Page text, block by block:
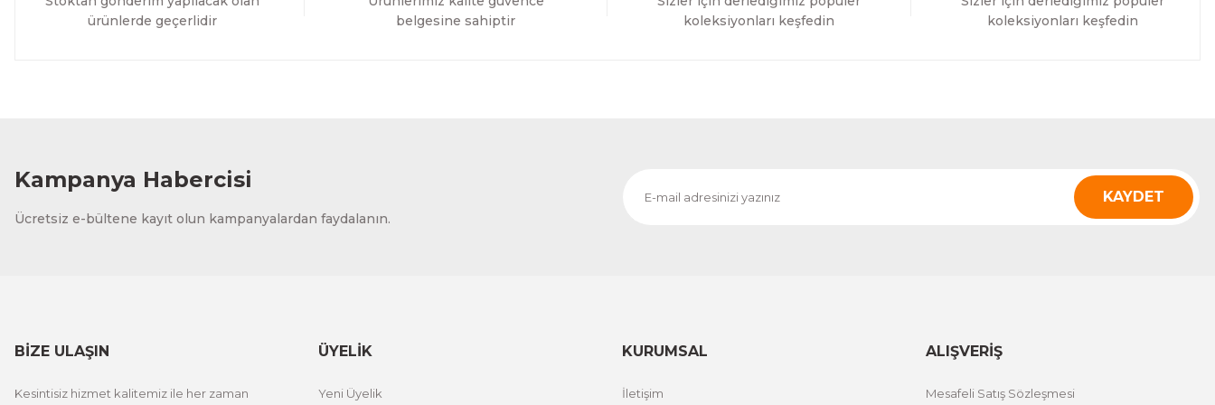
ürünlerde geçerlidir
belgesine sahiptir
koleksiyonları keşfedin
koleksiyonları keşfedin
Kampanya Habercisi
Ücretsiz e-bültene kayıt olun kampanyalardan faydalanın.
KAYDET
BİZE ULAŞIN
Kesintisiz hizmet kalitemiz ile her zaman
ÜYELİK
Yeni Üyelik
KURUMSAL
İletişim
ALIŞVERİŞ
Mesafeli Satış Sözleşmesi